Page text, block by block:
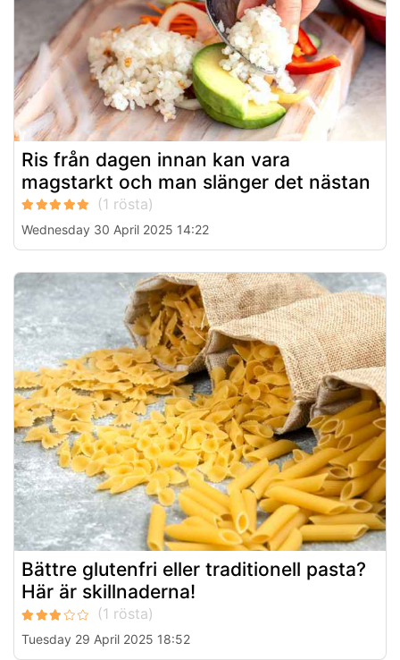
Ris från dagen innan kan vara
magstarkt och man slänger det nästan
Wednesday 30 April 2025 14:22
Bättre glutenfri eller traditionell pasta?
Här är skillnaderna!
Tuesday 29 April 2025 18:52